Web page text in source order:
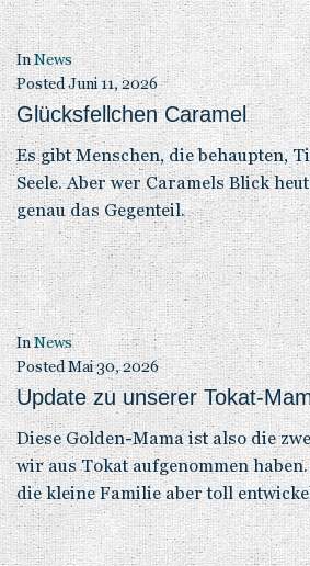
InNews
PostedJuni 11, 2026
Glücksfellchen Caramel
Es gibt Menschen, die behaupten,
Seele. Aber wer Caramels Blick
genau das Gegenteil.
InNews
PostedMai 30, 2026
Update zu unserer Tokat-
Diese Golden-Mama ist also die
wir aus Tokat aufgenommen
die kleine Familie aber toll